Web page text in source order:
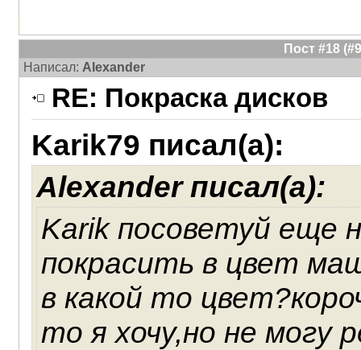
Пост #18
Написал: Alexander
RE: Покраска дисков
Karik79 писал(а):
Alexander писал(а):
Karik посоветуй еще
покрасить в цвет
в какой то
то я хочу,но не могу